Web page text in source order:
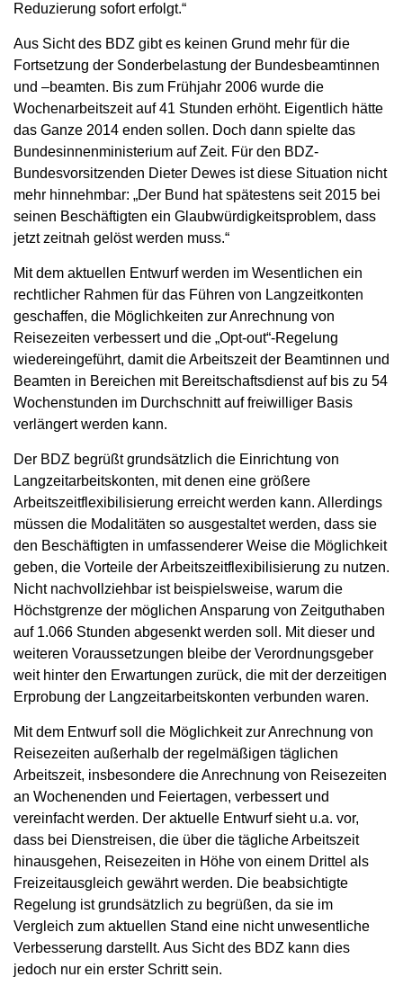
Reduzierung sofort erfolgt.“
Aus Sicht des BDZ gibt es keinen Grund mehr für die
Fortsetzung der Sonderbelastung der Bundesbeamtinnen
und –beamten. Bis zum Frühjahr 2006 wurde die
Wochenarbeitszeit auf 41 Stunden erhöht. Eigentlich hätte
das Ganze 2014 enden sollen. Doch dann spielte das
Bundesinnenministerium auf Zeit. Für den BDZ-
Bundesvorsitzenden Dieter Dewes ist diese Situation nicht
mehr hinnehmbar: „Der Bund hat spätestens seit 2015 bei
seinen Beschäftigten ein Glaubwürdigkeitsproblem, dass
jetzt zeitnah gelöst werden muss.“
Mit dem aktuellen Entwurf werden im Wesentlichen ein
rechtlicher Rahmen für das Führen von Langzeitkonten
geschaffen, die Möglichkeiten zur Anrechnung von
Reisezeiten verbessert und die „Opt-out“-Regelung
wiedereingeführt, damit die Arbeitszeit der Beamtinnen und
Beamten in Bereichen mit Bereitschaftsdienst auf bis zu 54
Wochenstunden im Durchschnitt auf freiwilliger Basis
verlängert werden kann.
Der BDZ begrüßt grundsätzlich die Einrichtung von
Langzeitarbeitskonten, mit denen eine größere
Arbeitszeitflexibilisierung erreicht werden kann. Allerdings
müssen die Modalitäten so ausgestaltet werden, dass sie
den Beschäftigten in umfassenderer Weise die Möglichkeit
geben, die Vorteile der Arbeitszeitflexibilisierung zu nutzen.
Nicht nachvollziehbar ist beispielsweise, warum die
Höchstgrenze der möglichen Ansparung von Zeitguthaben
auf 1.066 Stunden abgesenkt werden soll. Mit dieser und
weiteren Voraussetzungen bleibe der Verordnungsgeber
weit hinter den Erwartungen zurück, die mit der derzeitigen
Erprobung der Langzeitarbeitskonten verbunden waren.
Mit dem Entwurf soll die Möglichkeit zur Anrechnung von
Reisezeiten außerhalb der regelmäßigen täglichen
Arbeitszeit, insbesondere die Anrechnung von Reisezeiten
an Wochenenden und Feiertagen, verbessert und
vereinfacht werden. Der aktuelle Entwurf sieht u.a. vor,
dass bei Dienstreisen, die über die tägliche Arbeitszeit
hinausgehen, Reisezeiten in Höhe von einem Drittel als
Freizeitausgleich gewährt werden. Die beabsichtigte
Regelung ist grundsätzlich zu begrüßen, da sie im
Vergleich zum aktuellen Stand eine nicht unwesentliche
Verbesserung darstellt. Aus Sicht des BDZ kann dies
jedoch nur ein erster Schritt sein.